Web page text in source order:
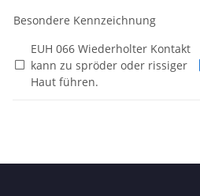
Besondere Kennzeichnung
EUH 066 Wiederholter Kontakt
kann zu spröder oder rissiger
Haut führen.